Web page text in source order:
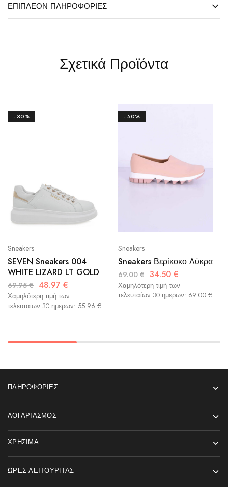
ΕΠΙΠΛΈΟΝ ΠΛΗΡΟΦΟΡΊΕΣ
Σχετικά Προϊόντα
- 30%
Sneakers
SEVEN Sneakers 004
WHITE LIZARD LT GOLD
69.95€ 48.97 €
Χαμηλότερη τιμή των
τελευταίων 30 ημερων: 55.96 €
- 50%
Sneakers
Sneakers Βερίκοκο Λύκρα
69.00€ 34.50 €
Χαμηλότερη τιμή των
τελευταίων 30 ημερων: 69.00 €
ΠΛΗΡΟΦΟΡΊΕΣ
ΛΟΓΑΡΙΑΣΜΌΣ
ΧΡΉΣΙΜΑ
ΏΡΕΣ ΛΕΙΤΟΥΡΓΊΑΣ